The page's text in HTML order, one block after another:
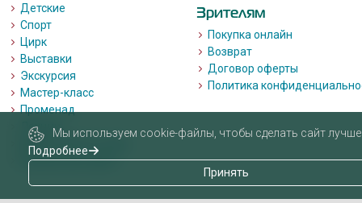
Детские
Спорт
Цирк
Выставки
Экскурсия
Мастер-класс
Променад
Лекции
Квизы, квесты, игры.
Пушкинская карта
Зрителям
Покупка онлайн
Возврат
Договор оферты
Политика
Мы используем cookie-файлы, чтобы сделать сайт лучше
Подробнее
Принять